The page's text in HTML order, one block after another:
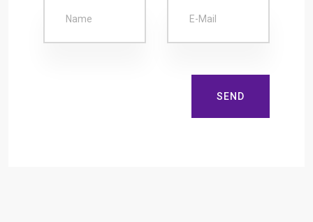
SEND